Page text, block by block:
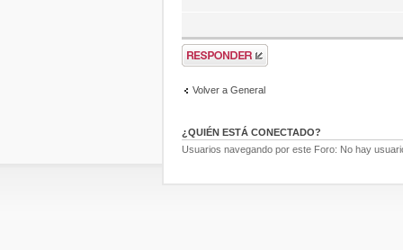
Volver a General
¿QUIÉN ESTÁ CONECTADO?
Usuarios navegando por este Foro: No hay